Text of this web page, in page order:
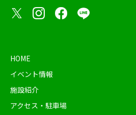
HOME
イベント情報
施設紹介
アクセス・駐車場